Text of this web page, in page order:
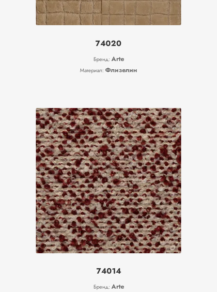
74020
Бренд: Arte
Материал: Флизелин
74014
Бренд: Arte